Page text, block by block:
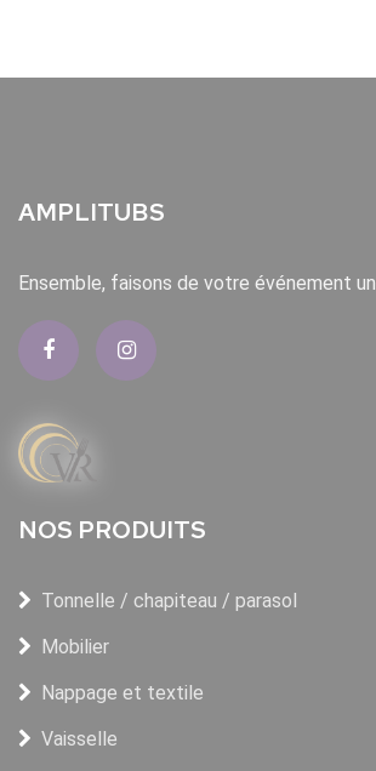
AMPLITUBS
Ensemble, faisons de votre événement
NOS PRODUITS
Tonnelle / chapiteau / parasol
Mobilier
Nappage et textile
Vaisselle